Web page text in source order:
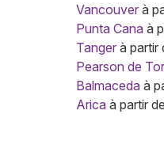
Vancouver à
Punta Cana à
Tanger à partir
Pearson de
Balmaceda à
Arica à partir